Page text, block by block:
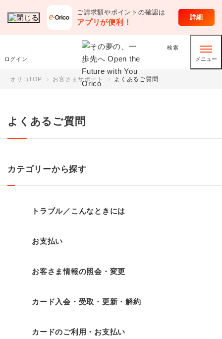
ご請求額やポイントの確認は
アプリが便利！
詳細
ログイン
検索
メニュー
お客さまサポート
オリコTOP お客さまサポート よくあるご質問
よくあるご質問
カテゴリーから探す
トラブル／こんなときには
お支払い
お客さま情報の照会・変更
カード入会・受取・更新・解約
カードのご利用・お支払い